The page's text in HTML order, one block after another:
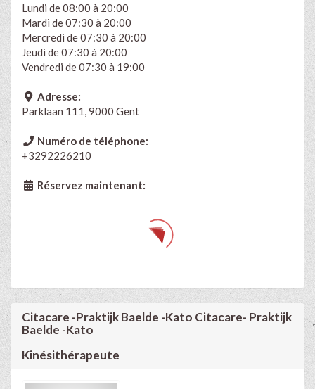
Lundi de 08:00 à 20:00
Mardi de 07:30 à 20:00
Mercredi de 07:30 à 20:00
Jeudi de 07:30 à 20:00
Vendredi de 07:30 à 19:00
Adresse:
Parklaan 111, 9000 Gent
Numéro de téléphone:
+3292226210
Réservez maintenant:
Citacare -Praktijk Baelde -Kato Citacare- Praktijk
Baelde -Kato
Kinésithérapeute